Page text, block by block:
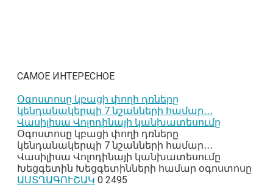
САМОЕ ИНТЕРЕСНОЕ
Օգոստոսը կբացի փողի դռները
կենդանակերպի 7 նշանների համար․․․
Վասիլիսա Վոլոդինայի կանխատեսումը
Օգոստոսը կբացի փողի դռները
կենդանակերպի 7 նշանների համար․․․
Վասիլիսա Վոլոդինայի կանխատեսումը
Խեցգետին Խեցգետինների համար օգոստոսը
ԱՍՏՂԱԳՈՒՇԱԿ 0 2495